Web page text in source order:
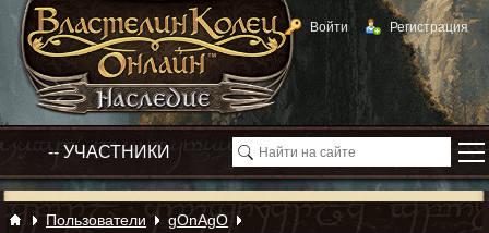
Войти Регистрация
Пользователи gOnAgO